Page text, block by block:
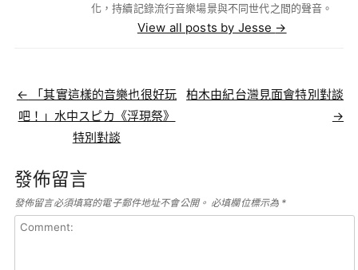
化，持續記錄流行音樂場景與不同世代之間的聲音。
View all posts by Jesse →
Post navigation
← 「其實這樣的音樂也很好玩
吧！」水中スピカ《浮現祭》
特別對談
柏木由紀台灣見面會特別對談
→
發佈留言
發佈留言必須填寫的電子郵件地址不會公開。 必填欄位標示為 *